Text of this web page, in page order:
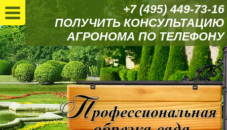
+7 (495) 449-73-16
ПОЛУЧИТЬ КОНСУЛЬТАЦИЮ
АГРОНОМА ПО ТЕЛЕФОНУ